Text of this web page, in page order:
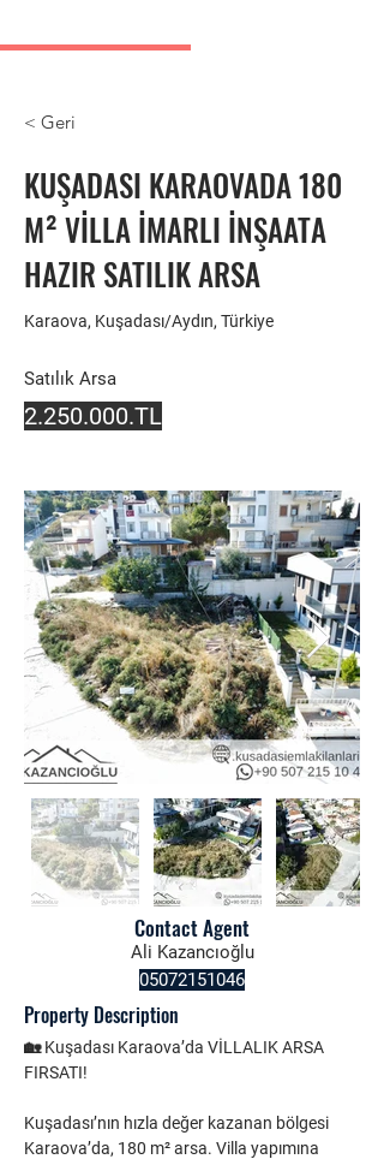
< Geri
KUŞADASI KARAOVADA 180
M² VİLLA İMARLI İNŞAATA
HAZIR SATILIK ARSA
Karaova, Kuşadası/Aydın, Türkiye
Satılık Arsa
2.250.000.TL
Ali Kazancıoğlu
05072151046
Property Description
🏡 Kuşadası Karaova’da VİLLALIK ARSA
FIRSATI!
Kuşadası’nın hızla değer kazanan bölgesi
Karaova’da, 180 m² arsa. Villa yapımına
Contact Agent